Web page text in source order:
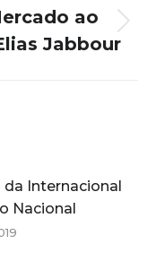
ao
Jabbour
da Internacional
Nacional